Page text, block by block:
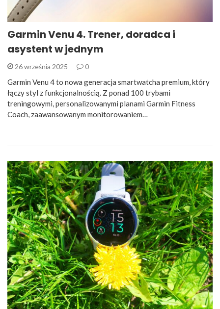
Garmin Venu 4. Trener, doradca i
asystent w jednym
26 września 2025 0
Garmin Venu 4 to nowa generacja smartwatcha premium, który
łączy styl z funkcjonalnością. Z ponad 100 trybami
treningowymi, personalizowanymi planami Garmin Fitness
Coach, zaawansowanym monitorowaniem…